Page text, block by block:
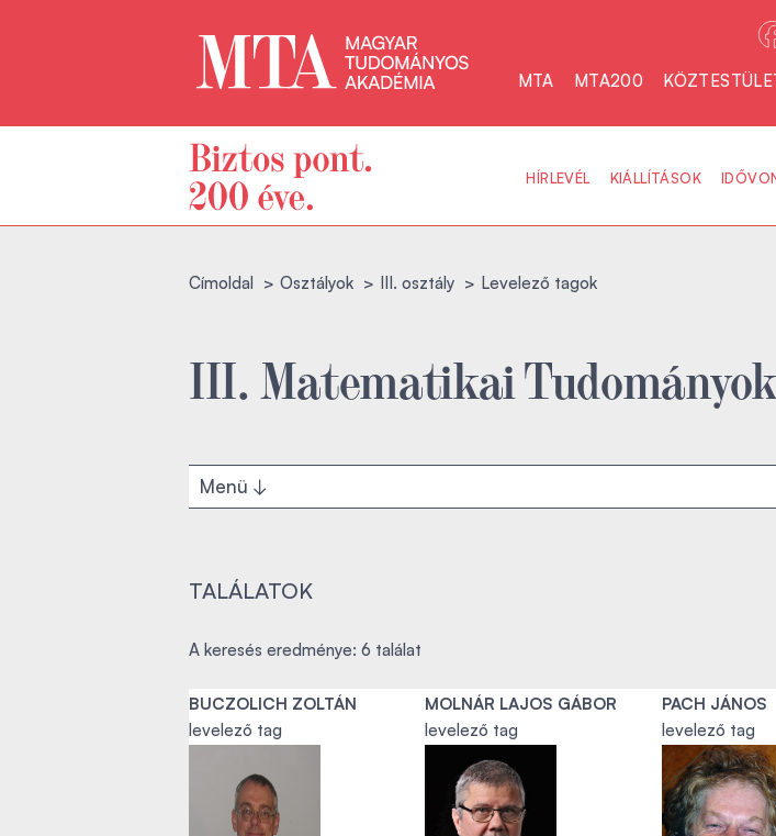
MTA MTA200
HÍRLEVÉL KIÁLLÍTÁSOK
Címoldal Osztályok III. osztály Levelező tagok
III. Matematikai
Menü
TALÁLATOK
A keresés eredménye: 6 találat
BUCZOLICH ZOLTÁN
levelező tag
MOLNÁR LAJOS GÁBOR
levelező tag
PACH JÁNOS
levelező tag